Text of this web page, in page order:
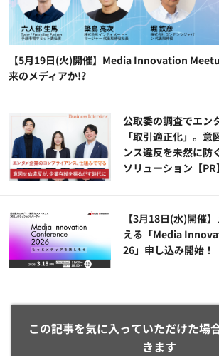
【5月19日(火)開催】Media Innovation
来のメディアか!?
公​​取委の調査でエン
「取引適正化」。
ンス違反を未然に防
ソリューション​【PR】
【3月18日(水)開催
える「Media
26」申し込み開始！
この記事を気に入っていただけた場
きます